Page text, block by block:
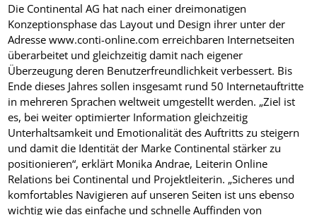
Die Continental AG hat nach einer dreimonatigen
Konzeptionsphase das Layout und Design ihrer unter der
Adresse www.conti-online.com erreichbaren Internetseiten
überarbeitet und gleichzeitig damit nach eigener
Überzeugung deren Benutzerfreundlichkeit verbessert. Bis
Ende dieses Jahres sollen insgesamt rund 50 Internetauftritte
in mehreren Sprachen weltweit umgestellt werden. „Ziel ist
es, bei weiter optimierter Information gleichzeitig
Unterhaltsamkeit und Emotionalität des Auftritts zu steigern
und damit die Identität der Marke Continental stärker zu
positionieren“, erklärt Monika Andrae, Leiterin Online
Relations bei Continental und Projektleiterin. „Sicheres und
komfortables Navigieren auf unseren Seiten ist uns ebenso
wichtig wie das einfache und schnelle Auffinden von